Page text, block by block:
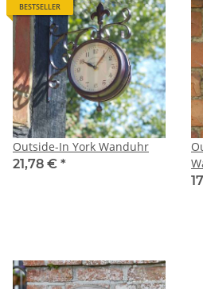
BESTSELLER
Outside-In York Wanduhr
21,78 € *